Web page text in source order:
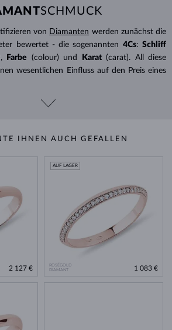
SCHMUCK
von Diamanten werden zunächst die
bewertet - die sogenannten 4Cs: Schliff
Farbe (colour) und Karat (carat). All diese
wesentlichen Einfluss auf den Preis eines
IHNEN AUCH GEFALLEN
2 127 €
ROSÉGOLD
DIAMANT
AUF LAGER
1 083 €